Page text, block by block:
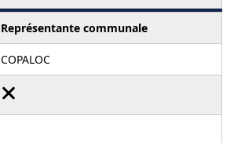
Représentante communale
COPALOC